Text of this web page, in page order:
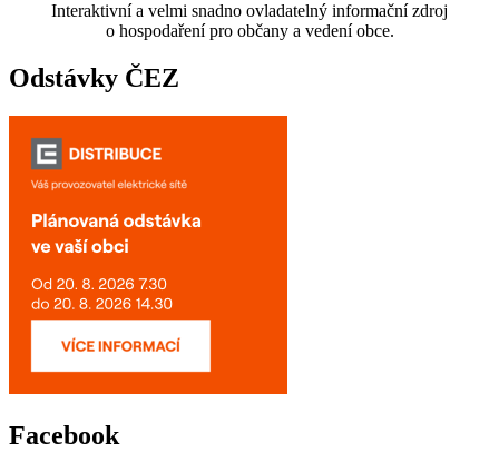
Interaktivní a velmi snadno ovladatelný informační zdroj
o hospodaření pro občany a vedení obce.
Odstávky ČEZ
Facebook